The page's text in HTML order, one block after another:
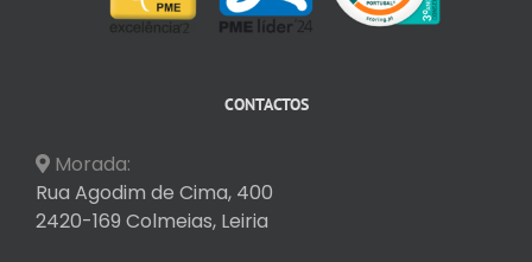
CONTACTOS
Morada:
Rua Agodim de Cima, 400
2420-169 Colmeias, Leiria